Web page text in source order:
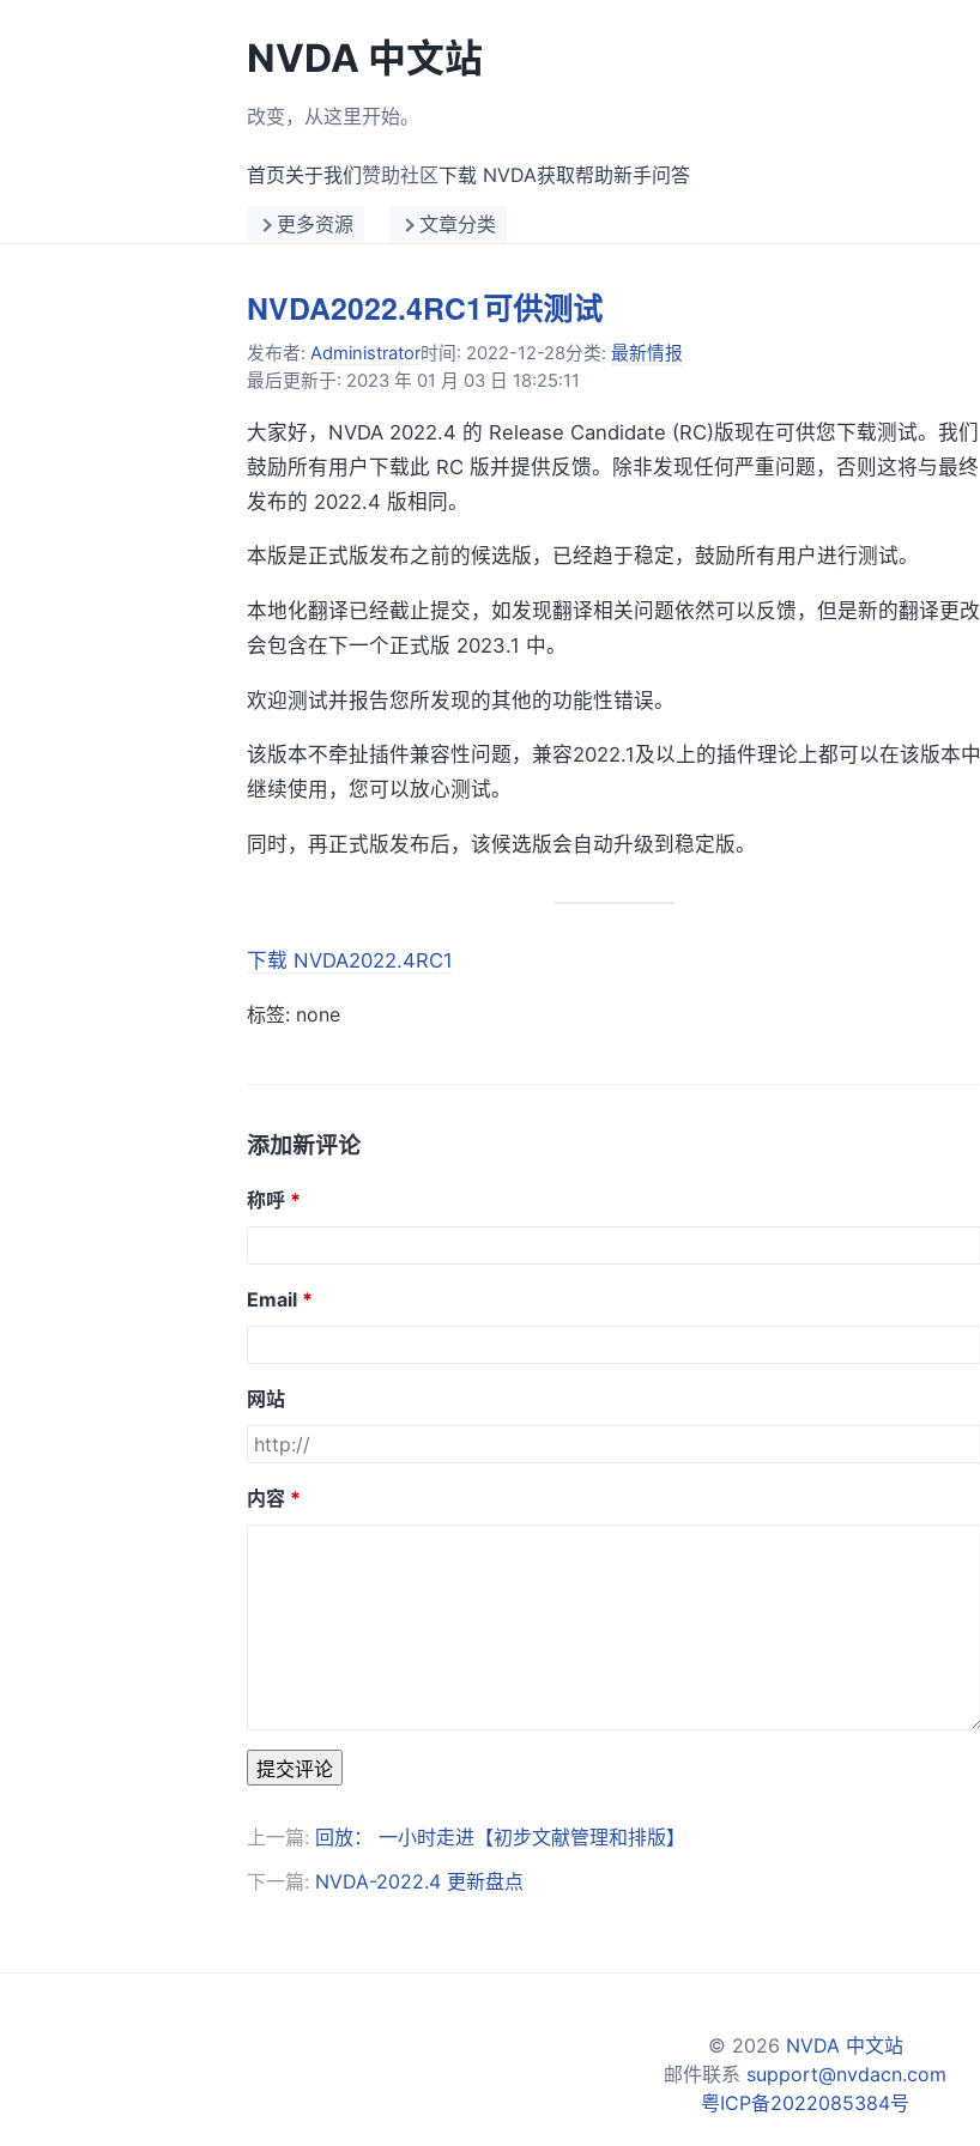
NVDA 中文站
改变，从这里开始。
首页关于我们赞助社区下载 NVDA获取帮助新手问答
更多资源 文章分类
NVDA2022.4RC1可供测试
发布者: Administrator时间: 2022-12-28分类: 最新情报
最后更新于: 2023 年 01 月 03 日 18:25:11
大家好，NVDA 2022.4 的 Release Candidate (RC)版现在可供您下载测试。我们
鼓励所有用户下载此 RC 版并提供反馈。除非发现任何严重问题，否则这将与最终
发布的 2022.4 版相同。
本版是正式版发布之前的候选版，已经趋于稳定，鼓励所有用户进行测试。
本地化翻译已经截止提交，如发现翻译相关问题依然可以反馈，但是新的翻译更改
会包含在下一个正式版 2023.1 中。
欢迎测试并报告您所发现的其他的功能性错误。
该版本不牵扯插件兼容性问题，兼容2022.1及以上的插件理论上都可以在该版本中
继续使用，您可以放心测试。
同时，再正式版发布后，该候选版会自动升级到稳定版。
下载 NVDA2022.4RC1
标签: none
添加新评论
称呼
Email
网站
内容
提交评论
上一篇: 回放： 一小时走进【初步文献管理和排版】
下一篇: NVDA-2022.4 更新盘点
© 2026 NVDA 中文站
邮件联系 support@nvdacn.com
粤ICP备2022085384号